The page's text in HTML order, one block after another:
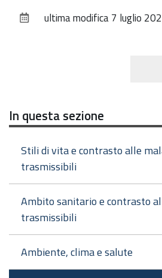
documentoultima modifica7 luglio
In questa sezione
Stili di vita e contrasto alle
trasmissibili
Ambito sanitario e contrasto
trasmissibili
Ambiente, clima e salute